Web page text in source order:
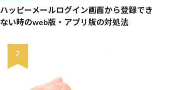
ハッピーメールログイン画面から登録でき
ない時のweb版・アプリ版の対処法